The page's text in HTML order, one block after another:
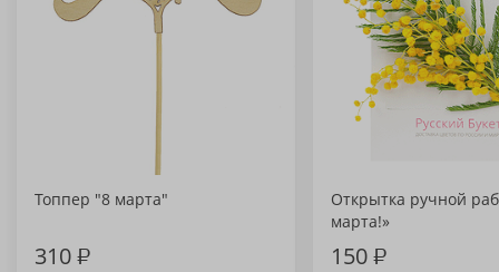
Топпер "8 марта"
310₽
Открытка ручной
марта!»
150₽